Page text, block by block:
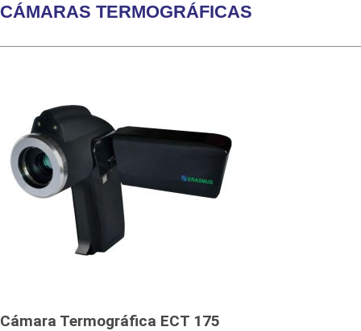
CÁMARAS TERMOGRÁFICAS
Cámara Termográfica ECT 175